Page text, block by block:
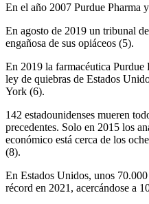
En el año 2007 Purdue Pharma
En agosto de 2019 un tribunal
engañosa de sus opiáceos (5).
En 2019 la farmacéutica Purdue
ley de quiebras de Estados
York (6).
142 estadounidenses mueren
precedentes. Solo en 2015 los
económico está cerca de los
(8).
En Estados Unidos, unos
récord en 2021, acercándose a